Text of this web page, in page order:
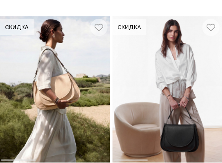
СКИДКА СКИДКА